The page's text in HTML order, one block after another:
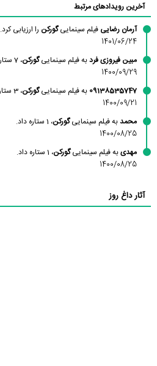
آخرین رویدادهای مرتبط
آرمان رضایی فیلم سینماییگورکن را ارزیابی کرد.
1401/06/24
مبین فیروزی فردبه فیلم سینماییگورکن، 7 ستاره داد.
1400/09/29
09138535747 به فیلم سینماییگورکن، 3 ستاره داد.
1400/09/21
محمدبه فیلم سینماییگورکن، 1 ستاره داد.
1400/08/25
مهدیبه فیلم سینماییگورکن، 1 ستاره داد.
1400/08/25
آثار داغ روز